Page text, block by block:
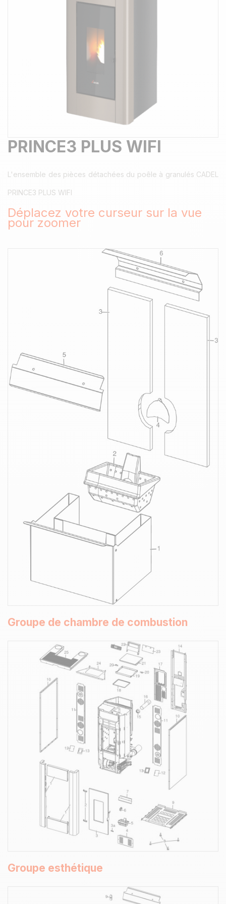
PRINCE3 PLUS WIFI
L'ensemble des pièces détachées du poêle à granulés CADEL
PRINCE3 PLUS WIFI
Déplacez votre curseur sur la vue
pour zoomer
Groupe de chambre de combustion
Groupe esthétique